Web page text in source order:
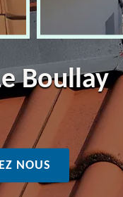
Boullay
NOUS